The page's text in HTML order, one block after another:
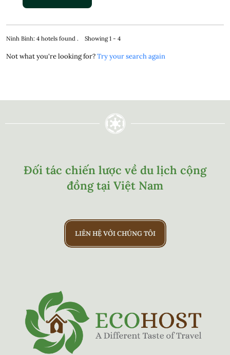
Ninh Bình: 4 hotels found . Showing 1 - 4
Not what you're looking for?Try your search again
Đối tác chiến lược về du lịch cộng
đồng tại Việt Nam
LIÊN HỆ VỚI CHÚNG TÔI